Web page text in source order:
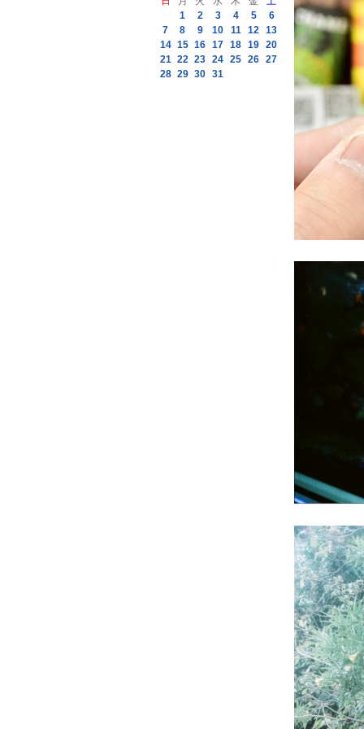
1
2 3 4 5
6
7
8 9 10 11 12 13
14 15 16 17 18 19 20
21 22 23 24 25 26 27
28 29 30 31